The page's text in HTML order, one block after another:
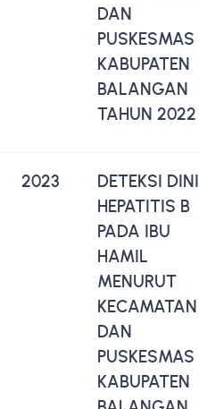
DAN
PUSKESMAS
KABUPATEN
BALANGAN
TAHUN 2022
2023
DETEKSI DINI
HEPATITIS B
PADA IBU
HAMIL
MENURUT
KECAMATAN
DAN
PUSKESMAS
KABUPATEN